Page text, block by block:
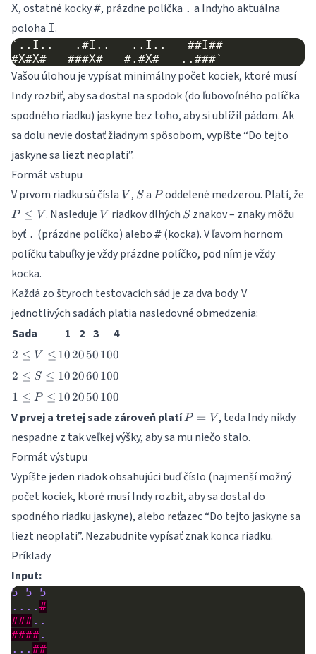
X, ostatné kocky#, prázdne políčka . a Indyho aktuálna
poloha I.
`..I..   .#I..   ..I..   ##I##
Vašou úlohou je vypísať minimálny počet kociek, ktoré musí
Indy rozbiť, aby sa dostal na spodok (do ľubovoľného políčka
spodného riadku) jaskyne bez toho, aby si ublížil pádom. Ak
sa dolu nevie dostať žiadnym spôsobom, vypíšte “Do tejto
jaskyne sa liezt neoplati”.
Formát vstupu
V prvom riadku sú čísla V
V , S
Sa P
P oddelené medzerou. Platí, že
P
\leq
V
P ≤ V . Nasleduje V
V riadkov dlhých S
S znakov – znaky môžu
byť . (prázdne políčko) alebo # (kocka). V ľavom hornom
políčku tabuľky je vždy prázdne políčko, pod ním je vždy
kocka.
Každá zo štyroch testovacích sád je za dva body. V
jednotlivých sadách platia nasledovné obmedzenia:
Sada
1 2 3 4
2
V
\leq
2 ≤ V ≤ 10
10 20
20 50
50 100
100
2
S
\leq
2 ≤ S ≤ 10
10 20
2060
60 100
100
1
P
\leq
1 ≤ P ≤ 10
10 20
20 50
50 100
100
V prvej a tretej sade zároveň platí P
V
P = V , teda Indy nikdy
nespadne z tak veľkej výšky, aby sa mu niečo stalo.
Formát výstupu
Vypíšte jeden riadok obsahujúci buď číslo (najmenší možný
počet kociek, ktoré musí Indy rozbiť, aby sa dostal do
spodného riadku jaskyne), alebo reťazec “Do tejto jaskyne sa
liezt neoplati”. Nezabudnite vypísať znak konca riadku.
Príklady
Input:
5 5
5
.... #
###..
####.
... ##